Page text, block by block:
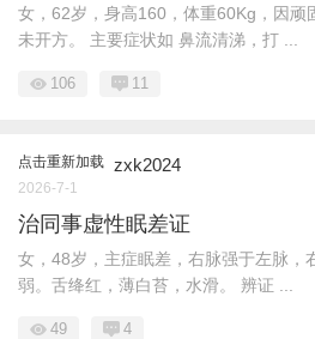
女，62岁，身高160，体重60Kg，因顽
未开方。 主要症状如 鼻流清涕，打 ...
106 11
点击重新加载 zxk2024
2026-7-1
治同事虚性眠差证
女，48岁，主症眠差，右脉强于左脉，
弱。舌绛红，薄白苔，水滑。 辨证 ...
49 4